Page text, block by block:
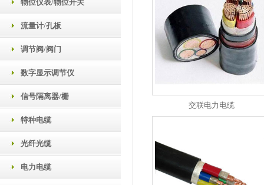
物位仪表/物位开关
流量计/孔板
调节阀/阀门
数字显示调节仪
信号隔离器/栅
特种电缆
光纤光缆
电力电缆
交联电力电缆